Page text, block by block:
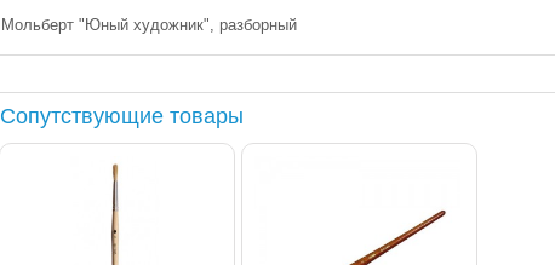
Мольберт "Юный художник", разборный
Сопутствующие товары